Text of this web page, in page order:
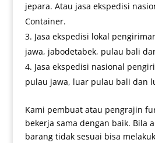
jepara. Atau jasa ekspedisi
Container.
Jasa ekspedisi lokal
jawa, jabodetabek, pulau bali
Jasa ekspedisi nasional
pulau jawa, luar pulau bali dan
Kami pembuat atau pengrajin
bekerja sama dengan baik. Bila
barang tidak sesuai bisa